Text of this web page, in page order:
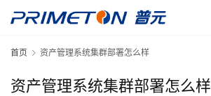
首页 资产管理系统集群部署怎么样
资产管理系统集群部署怎么样